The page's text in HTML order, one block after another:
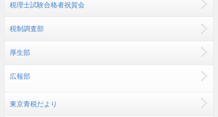
税理士試験合格者祝賀会
税制調査部
厚生部
広報部
東京青税だより